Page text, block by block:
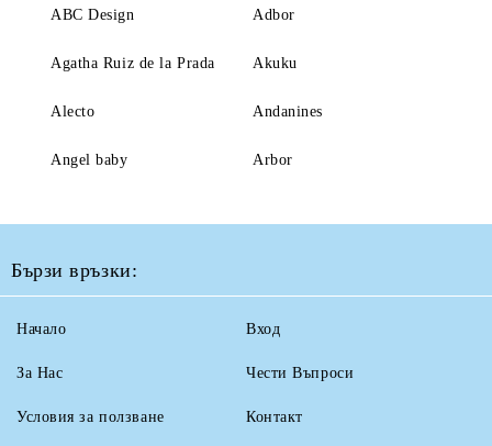
ABC Design Adbor
Agatha Ruiz de la Prada Akuku
Alecto Andanines
Angel baby Arbor
Бързи връзки:
Начало
За Нас
Условия за ползване
Вход
Чести Въпроси
Контакт